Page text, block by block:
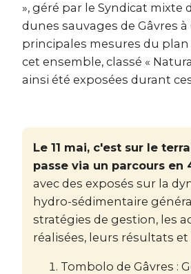
», géré par le Syndicat mixte
dunes sauvages de Gâvres
principales mesures du
cet ensemble, classé «
ainsi été exposées durant
Le 11 mai, c'est sur le
passe via un parcours en
avec des exposés sur la
hydro-sédimentaire
stratégies de gestion, les
réalisées, leurs résultats et
Tombolo de Gâvres :